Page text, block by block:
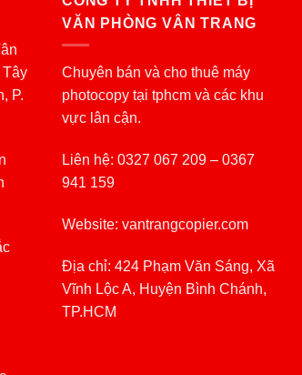
Tây
P.
VĂN PHÒNG VÂN TRANG
Chuyên bán và cho thuê máy
photocopy tại tphcm và các khu
vực lân cận.
Liên hệ: 0327 067 209 – 0367
941 159
Website: vantrangcopier.com
Địa chỉ: 424 Phạm Văn Sáng, Xã
Vĩnh Lộc A, Huyện Bình Chánh,
TP.HCM